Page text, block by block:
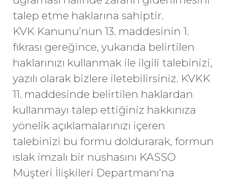
talep etme haklarına sahiptir.
KVK Kanunu’nun 13. maddesinin 1.
fıkrası gereğince, yukarıda belirtilen
haklarınızı kullanmak ile ilgili talebinizi,
yazılı olarak bizlere iletebilirsiniz. KVKK
11. maddesinde belirtilen haklardan
kullanmayı talep ettiğiniz hakkınıza
yönelik açıklamalarınızı içeren
talebinizi bu formu doldurarak, formun
ıslak imzalı bir nüshasını KASSO
Müşteri İlişkileri Departmanı’na